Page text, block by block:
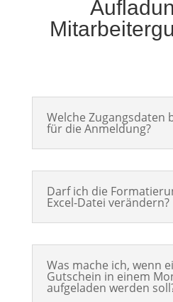
Welche Zugangsdaten
für die Anmeldung?
Darf ich die
Excel-Datei verändern?
Was mache ich, wenn
Gutschein in einem
aufgeladen werden